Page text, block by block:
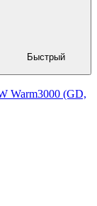
Быстрый
Warm3000 (GD,